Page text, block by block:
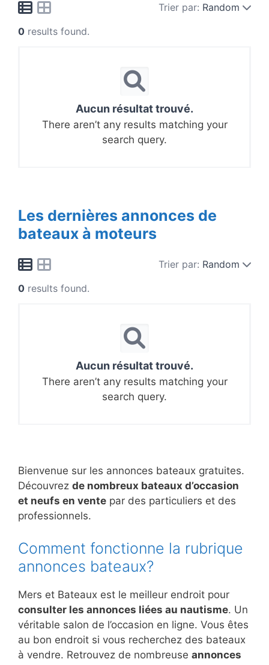
Trier par: Random
0 results found.
Aucun résultat trouvé.
There aren’t any results matching your
search query.
Les dernières annonces de
bateaux à moteurs
Trier par: Random
0 results found.
Aucun résultat trouvé.
There aren’t any results matching your
search query.
Bienvenue sur les annonces bateaux gratuites.
Découvrez de nombreux bateaux d’occasion
et neufs en vente par des particuliers et des
professionnels.
Comment fonctionne la rubrique
annonces bateaux?
Mers et Bateaux est le meilleur endroit pour
consulter les annonces liées au nautisme. Un
véritable salon de l’occasion en ligne. Vous êtes
au bon endroit si vous recherchez des bateaux
à vendre. Retrouvez de nombreuse annonces